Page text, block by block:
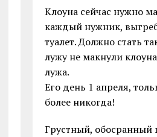
Клоуна сейчас нужно
каждый нужник,
туалет. Должно стать
лужу не макнули
лужа.
Его день 1 апреля,
более никогда!
Грустный, обосранный